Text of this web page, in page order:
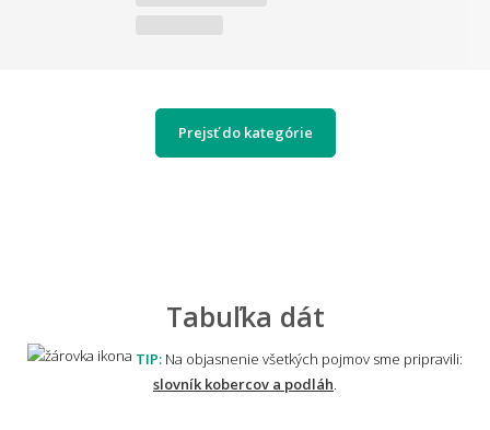
Prejsť do kategórie
Tabuľka dát
TIP: Na objasnenie všetkých pojmov sme pripravili:
slovník kobercov a podláh